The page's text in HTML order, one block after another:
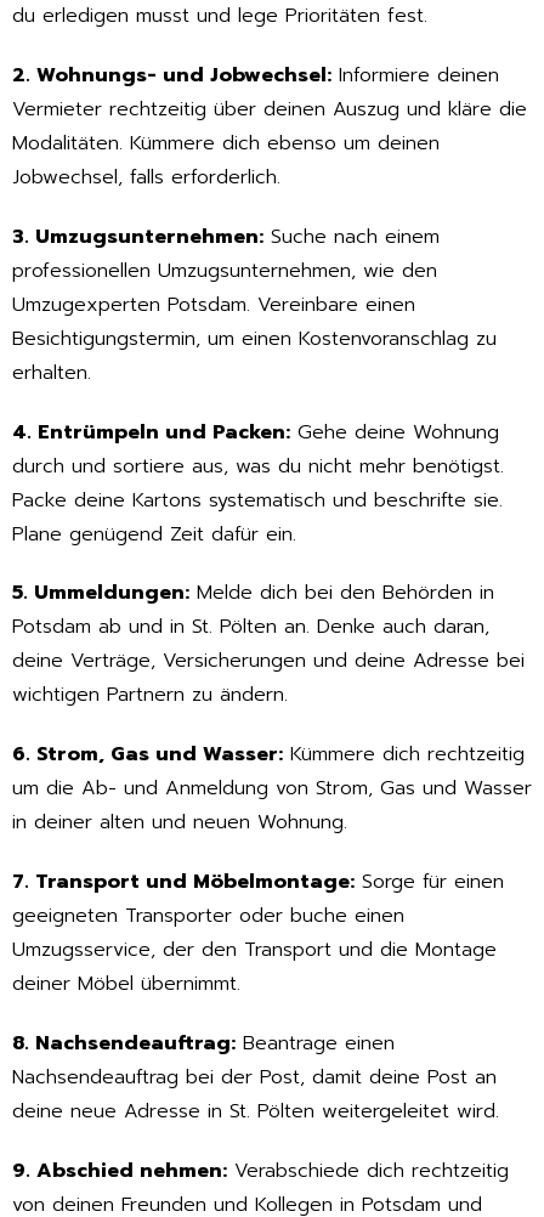
du erledigen musst und lege Prioritäten fest.
2. Wohnungs- und Jobwechsel: Informiere deinen
Vermieter rechtzeitig über deinen Auszug und kläre die
Modalitäten. Kümmere dich ebenso um deinen
Jobwechsel, falls erforderlich.
3. Umzugsunternehmen: Suche nach einem
professionellen Umzugsunternehmen, wie den
Umzugexperten Potsdam. Vereinbare einen
Besichtigungstermin, um einen Kostenvoranschlag zu
erhalten.
4. Entrümpeln und Packen: Gehe deine Wohnung
durch und sortiere aus, was du nicht mehr benötigst.
Packe deine Kartons systematisch und beschrifte sie.
Plane genügend Zeit dafür ein.
5. Ummeldungen: Melde dich bei den Behörden in
Potsdam ab und in St. Pölten an. Denke auch daran,
deine Verträge, Versicherungen und deine Adresse bei
wichtigen Partnern zu ändern.
6. Strom, Gas und Wasser: Kümmere dich rechtzeitig
um die Ab- und Anmeldung von Strom, Gas und Wasser
in deiner alten und neuen Wohnung.
7. Transport und Möbelmontage: Sorge für einen
geeigneten Transporter oder buche einen
Umzugsservice, der den Transport und die Montage
deiner Möbel übernimmt.
8. Nachsendeauftrag: Beantrage einen
Nachsendeauftrag bei der Post, damit deine Post an
deine neue Adresse in St. Pölten weitergeleitet wird.
9. Abschied nehmen: Verabschiede dich rechtzeitig
von deinen Freunden und Kollegen in Potsdam und